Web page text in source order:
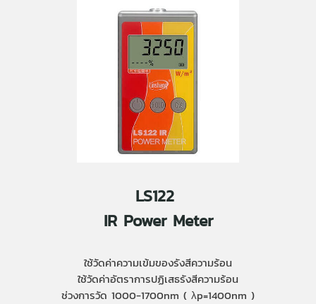
LS122
IR Power Meter
ใช้วัดค่าความเข้มของรังสีความร้อน
ใช้วัดค่าอัตราการปฏิเสธรังสีความร้อน
ช่วงการวัด 1000-1700nm ( λp=1400nm )